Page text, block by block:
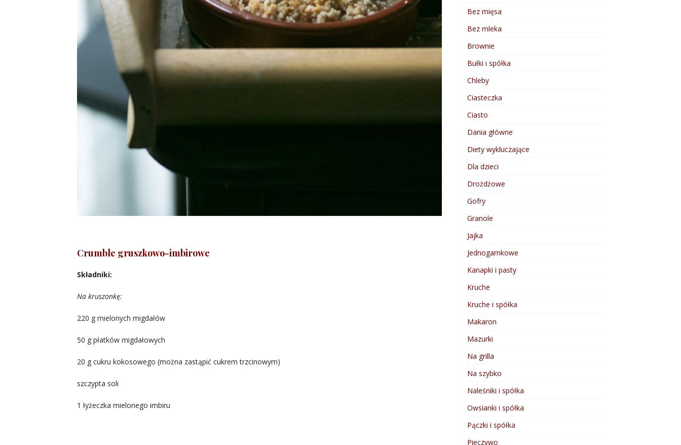
Crumble gruszkowo-imbirowe
Składniki:
Na kruszonkę:
220 g mielonych migdałów
50 g płatków migdałowych
20 g cukru kokosowego (można zastąpić cukrem trzcinowym)
szczypta soli
1 łyżeczka mielonego imbiru
Bez mięsa
Bez mleka
Brownie
Bułki i spółka
Chleby
Ciasteczka
Ciasto
Dania główne
Diety wykluczające
Dla dzieci
Drożdżowe
Gofry
Granole
Jajka
Jednogarnkowe
Kanapki i pasty
Kruche
Kruche i spółka
Makaron
Mazurki
Na grilla
Na szybko
Naleśniki i spółka
Owsianki i spółka
Pączki i spółka
Pieczywo